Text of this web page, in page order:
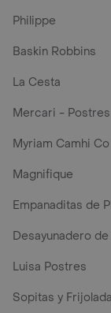
Philippe
Baskin Robbins
La Cesta
Mercari - Postres
Myriam Camhi Co
Magnifique
Empanaditas de
Desayunadero de
Luisa Postres
Sopitas y